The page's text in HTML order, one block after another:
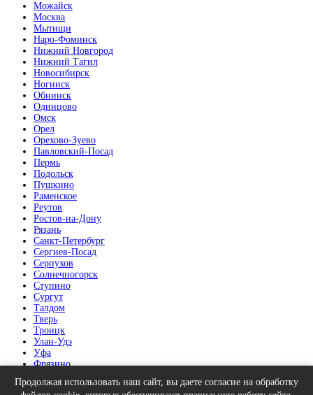
Продолжая использовать наш сайт, вы даете согласие на обработку
Можайск
Москва
Мытищи
Наро-Фоминск
Нижний Новгород
Нижний Тагил
Новосибирск
Ногинск
Обнинск
Одинцово
Омск
Орел
Орехово-Зуево
Павловский-Посад
Пермь
Подольск
Пушкино
Раменское
Реутов
Ростов-на-Дону
Рязань
Санкт-Петербург
Сергиев-Посад
Серпухов
Солнечногорск
Ступино
Сургут
Талдом
Тверь
Троицк
Улан-Удэ
Уфа
Фрязино
Челябинск